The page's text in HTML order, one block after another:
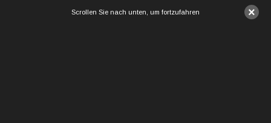
×
Scrollen Sie nach unten, um fortzufahren